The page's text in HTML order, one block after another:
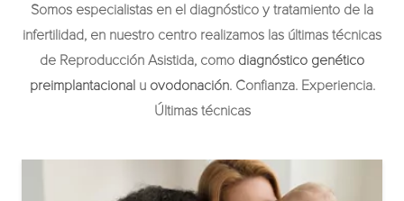
Somos especialistas en el diagnóstico y tratamiento de la
infertilidad, en nuestro centro realizamos las últimas técnicas
de Reproducción Asistida, como diagnóstico genético
preimplantacionalu ovodonación. Confianza. Experiencia.
Últimas técnicas